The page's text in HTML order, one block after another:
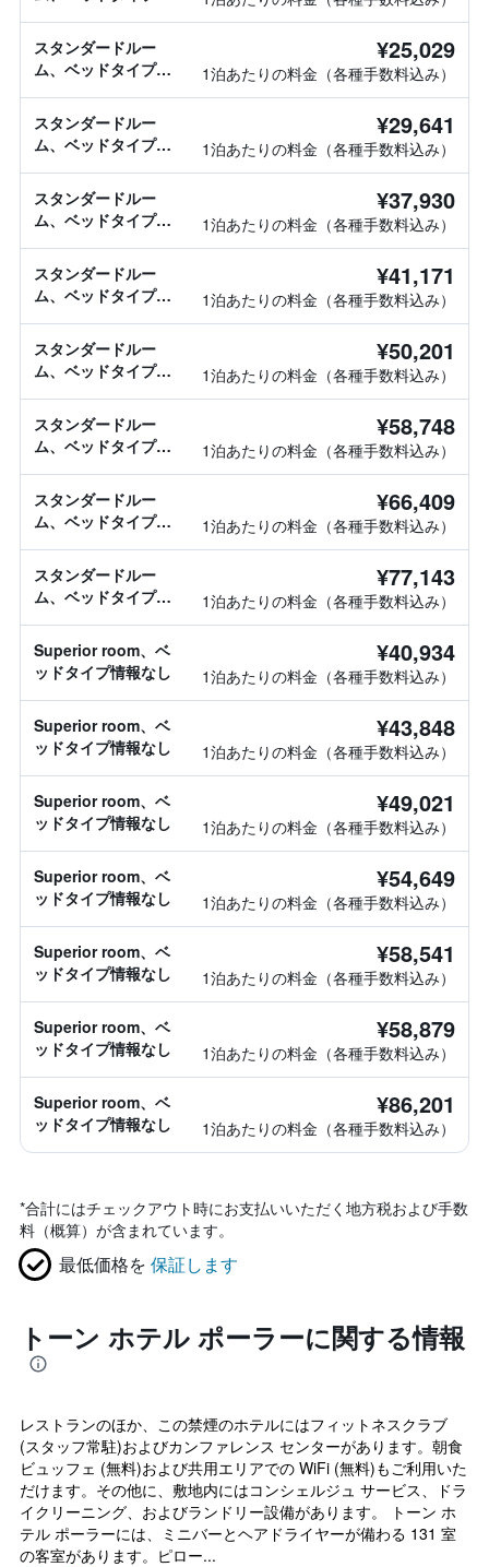
スタンダードルー
ム、ベッドタイプ情
¥25,029
1泊あたりの料金（各種手数料込み）
スタンダードルー
ム、ベッドタイプ情
¥29,641
1泊あたりの料金（各種手数料込み）
スタンダードルー
ム、ベッドタイプ情
¥37,930
1泊あたりの料金（各種手数料込み）
スタンダードルー
ム、ベッドタイプ情
¥41,171
1泊あたりの料金（各種手数料込み）
スタンダードルー
ム、ベッドタイプ情
¥50,201
1泊あたりの料金（各種手数料込み）
スタンダードルー
ム、ベッドタイプ情
¥58,748
1泊あたりの料金（各種手数料込み）
スタンダードルー
ム、ベッドタイプ情
¥66,409
1泊あたりの料金（各種手数料込み）
スタンダードルー
ム、ベッドタイプ情
¥77,143
1泊あたりの料金（各種手数料込み）
Superior room、ベ
ッドタイプ情報なし
¥40,934
1泊あたりの料金（各種手数料込み）
Superior room、ベ
ッドタイプ情報なし
¥43,848
1泊あたりの料金（各種手数料込み）
Superior room、ベ
ッドタイプ情報なし
¥49,021
1泊あたりの料金（各種手数料込み）
Superior room、ベ
ッドタイプ情報なし
¥54,649
1泊あたりの料金（各種手数料込み）
Superior room、ベ
ッドタイプ情報なし
¥58,541
1泊あたりの料金（各種手数料込み）
Superior room、ベ
ッドタイプ情報なし
¥58,879
1泊あたりの料金（各種手数料込み）
Superior room、ベ
ッドタイプ情報なし
¥86,201
1泊あたりの料金（各種手数料込み）
*合計にはチェックアウト時にお支払いいただく地方税および手数
料（概算）が含まれています。
最低価格を 保証します
トーン ホテル ポーラーに関する情報
レストランのほか、この禁煙のホテルにはフィットネスクラブ
(スタッフ常駐)およびカンファレンス センターがあります。朝食
ビュッフェ (無料)および共用エリアでの WiFi (無料)もご利用いた
だけます。その他に、敷地内にはコンシェルジュ サービス、ドラ
イクリーニング、およびランドリー設備があります。 トーン ホ
テル ポーラーには、ミニバーとヘアドライヤーが備わる 131 室
の客室があります。ピロー...